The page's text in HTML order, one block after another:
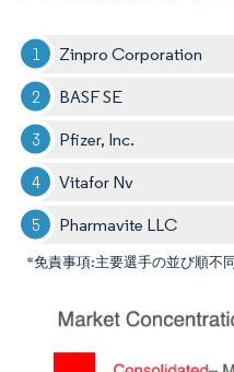
Zinpro Corporation
BASF SE
Pfizer, Inc.
Vitafor Nv
Pharmavite LLC
*免責事項:主要選手の並び順不同